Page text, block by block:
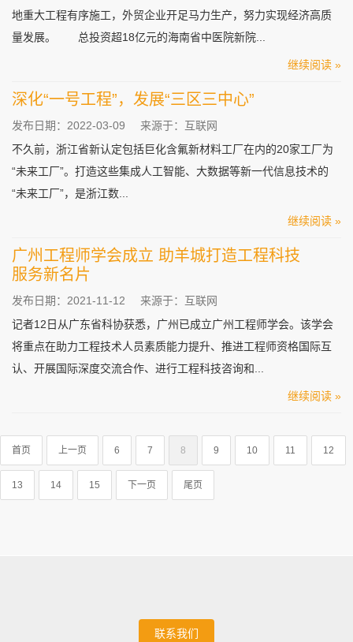
地重大工程有序施工，外贸企业开足马力生产，努力实现经济高质
量发展。 总投资超18亿元的海南省中医院新院...
继续阅读 »
深化“一号工程”，发展“三区三中心”
发布日期：2022-03-09
来源于：互联网
不久前，浙江省新认定包括巨化含氟新材料工厂在内的20家工厂为
“未来工厂”。打造这些集成人工智能、大数据等新一代信息技术的
“未来工厂”，是浙江数...
继续阅读 »
广州工程师学会成立 助羊城打造工程科技
服务新名片
发布日期：2021-11-12
来源于：互联网
记者12日从广东省科协获悉，广州已成立广州工程师学会。该学会
将重点在助力工程技术人员素质能力提升、推进工程师资格国际互
认、开展国际深度交流合作、进行工程科技咨询和...
继续阅读 »
首页 上一页 6 7 8 9 10 11 12
13 14 15 下一页 尾页
联系我们